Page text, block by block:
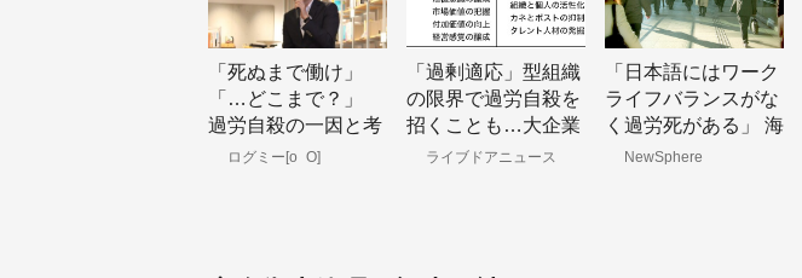
「死ぬまで働け」
「…どこまで？」
過労自殺の一因と考
えられる上司部下
ログミー[o_O]
「過剰適応」型組織
の限界で過労自殺を
招くことも…大企業
が副業奨励へ
ライブドアニュース
「日本語にはワーク
ライフバランスがな
く過労死がある」 海
外には異質に映る日
NewSphere